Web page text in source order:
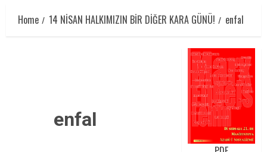
Home
14 NİSAN HALKIMIZIN BİR DİĞER KARA GÜNÜ! enfal
enfal